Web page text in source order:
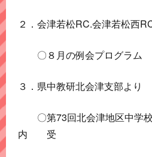
２．会津若松RC.会津若松西
〇８月の例会プログラ
３．県中教研北会津支部より
〇第73回北会津地区中学
内 受